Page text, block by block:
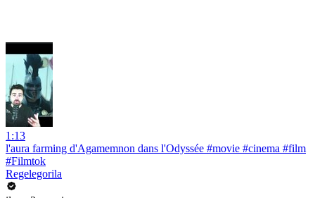
1:13
l'aura farming d'Agamemnon dans l'Odyssée #movie #cinema #film
#Filmtok
Regelegorila